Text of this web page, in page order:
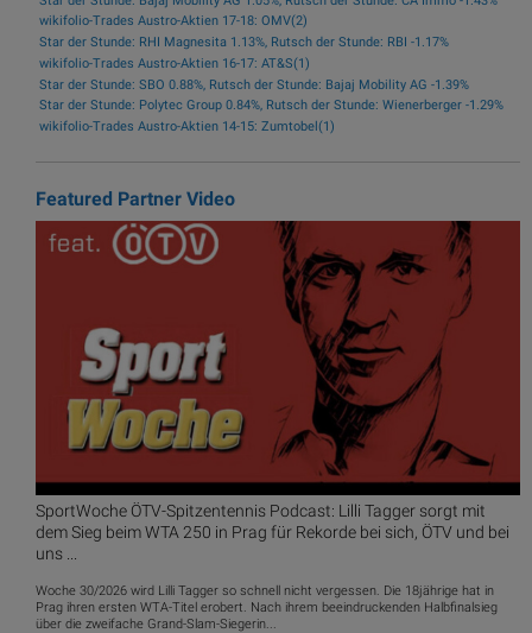
wikifolio-Trades Austro-Aktien 17-18: OMV(2)
Star der Stunde: RHI Magnesita 1.13%, Rutsch der Stunde: RBI -1.17%
wikifolio-Trades Austro-Aktien 16-17: AT&S(1)
Star der Stunde: SBO 0.88%, Rutsch der Stunde: Bajaj Mobility AG -1.39%
Star der Stunde: Polytec Group 0.84%, Rutsch der Stunde: Wienerberger -1.29%
wikifolio-Trades Austro-Aktien 14-15: Zumtobel(1)
Featured Partner Video
SportWoche ÖTV-Spitzentennis Podcast: Lilli Tagger sorgt mit
dem Sieg beim WTA 250 in Prag für Rekorde bei sich, ÖTV und bei
uns ...
Woche 30/2026 wird Lilli Tagger so schnell nicht vergessen. Die 18jährige hat in
Prag ihren ersten WTA-Titel erobert. Nach ihrem beeindruckenden Halbfinalsieg
über die zweifache Grand-Slam-Siegerin...